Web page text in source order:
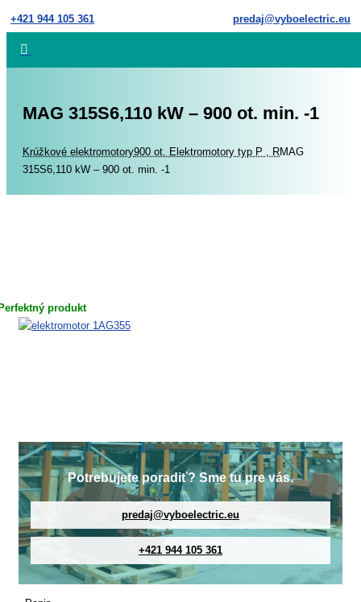
Skip
to
+421 944 105 361 predaj@vyboelectric.eu
MAG 315S6,110 kW – 900 ot. min. -1
Home
Krúžkové elektromotory900 ot. Elektromotory typ P , RMAG
315S6,110 kW – 900 ot. min. -1
produkt
Potrebujete poradiť? Sme tu pre vás.
predaj@vyboelectric.eu
+421 944 105 361